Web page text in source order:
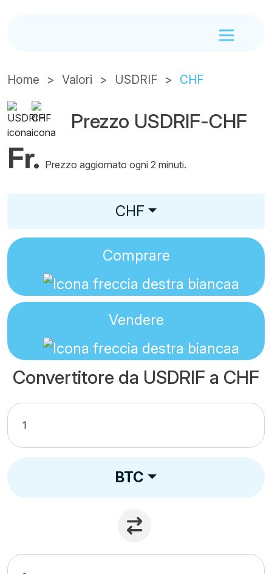
Home Valori USDRIF CHF
Prezzo USDRIF-CHF
Fr. Prezzo aggiornato ogni 2 minuti.
CHF
Comprare
Vendere
Convertitore da USDRIF a CHF
BTC